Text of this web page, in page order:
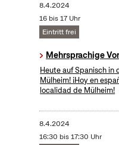
8.4.2024
16 bis 17 Uhr
Eintritt frei
Mehrsprachige
Heute auf Spanisch
Mülheim! ¡Hoy en
localidad de Mülheim!
8.4.2024
16:30 bis 17:30 Uhr